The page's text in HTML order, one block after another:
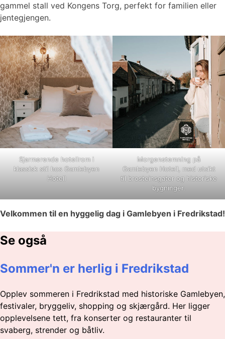
gammel stall ved Kongens Torg, perfekt for familien eller
jentegjengen.
Sjarmerende hotellrom i
klassisk stil hos Gamlebyen
Hotell
Morgenstemning på
Gamlebyen Hotell, med utsikt
til brosteinsgater og historiske
bygninger.
Velkommen til en hyggelig dag i Gamlebyen i Fredrikstad!
Se også
Sommer'n er herlig i Fredrikstad
Opplev sommeren i Fredrikstad med historiske Gamlebyen,
festivaler, bryggeliv, shopping og skjærgård. Her ligger
opplevelsene tett, fra konserter og restauranter til
svaberg, strender og båtliv.